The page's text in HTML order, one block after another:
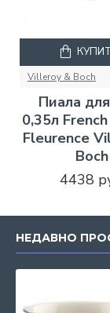
Villeroy & Boch
Пиала
0,35л
Fleurence
Boch
4438
НЕДАВНО